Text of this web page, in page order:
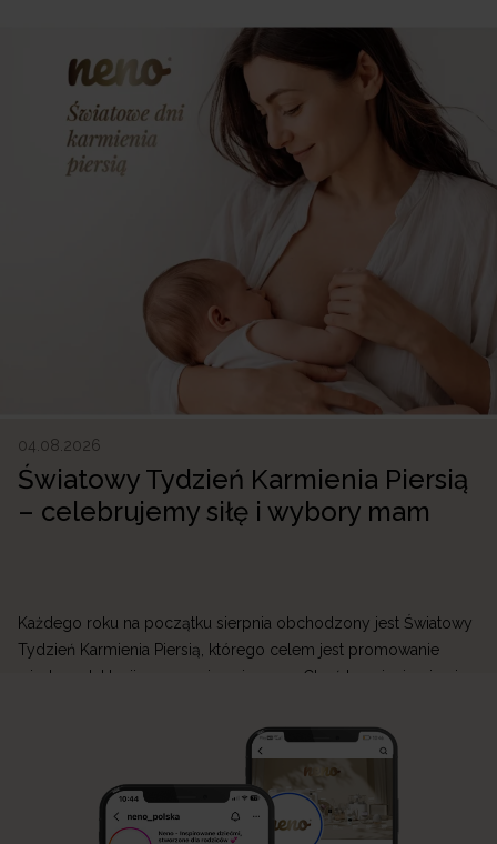
04.08.2026
Światowy Tydzień Karmienia Piersią
– celebrujemy siłę i wybory mam
Każdego roku na początku sierpnia obchodzony jest Światowy
Tydzień Karmienia Piersią, którego celem jest promowanie
wiedzy o laktacji oraz wspieranie mam. Choć karmienie piersią
mogą być wymagające. W Neno wierzymy, że każda mama
zasługuje na wsparcie, dlatego tworzymy produkty, które
ułatwiają przygodę z laktacją i sprawiają, że codzienne […]